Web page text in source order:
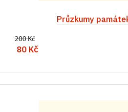
Průzkumy
200 Kč
80 Kč